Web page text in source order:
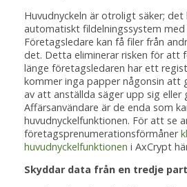
Huvudnyckeln är otroligt säker;
automatiskt fildelningssystem
Företagsledare kan få filer från
det. Detta eliminerar risken för att
länge företagsledaren har ett
kommer inga papper någonsin att
av att anställda säger upp sig eller
Affärsanvändare är de enda som
huvudnyckelfunktionen. För att se
företagsprenumerationsförmåner
huvudnyckelfunktionen i AxCrypt
Skyddar data från en tredje